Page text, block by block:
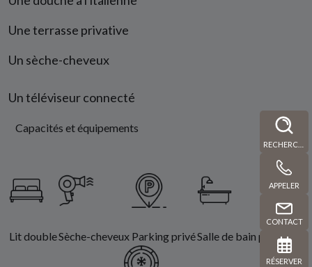
APPELER
CONTACT
RÉSERVER
Une terrasse privative
Un sèche-cheveux
Un téléviseur connecté
Capacités et équipements
Lit doubleSèche-cheveux Parking privéSalle de bain privative